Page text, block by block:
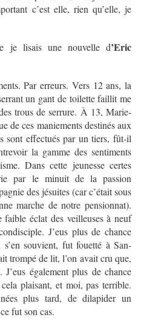
c’est elle, rien qu’elle, je
je lisais une nouvelle d’Eric
Par erreurs. Vers 12 ans, la
un gant de toilette faillit me
trous de serrure. À 13, Marie-
de ces maniements destinés aux
sont effectués par un tiers, fût-il
la gamme des sentiments
Dans cette jeunesse certes
par le minuit de la passion
des jésuites (car c’était sous
marche de notre pensionnat).
éclat des veilleuses à neuf
J’eus plus de chance
souvient, fut fouetté à San-
trompé de lit, l’on avait cru que,
également plus de chance
plaisant, et moi, pas terrible.
plus tard, de dilapider un
fut son cas.